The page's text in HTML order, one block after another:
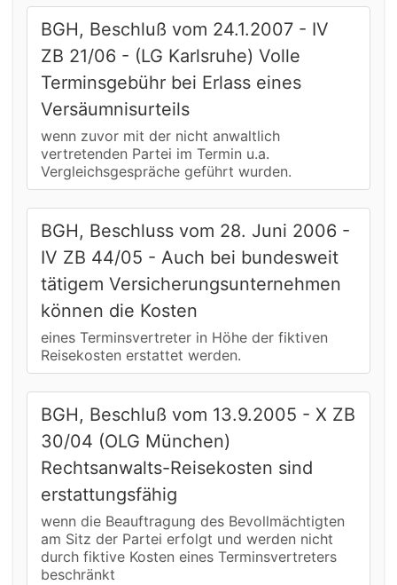
BGH, Beschluß vom 24.1.2007 - IV
ZB 21/06 - (LG Karlsruhe) Volle
Terminsgebühr bei Erlass eines
Versäumnisurteils
wenn zuvor mit der nicht anwaltlich
vertretenden Partei im Termin u.a.
Vergleichsgespräche geführt wurden.
BGH, Beschluss vom 28. Juni 2006 -
IV ZB 44/05 - Auch bei bundesweit
tätigem Versicherungsunternehmen
können die Kosten
eines Terminsvertreter in Höhe der fiktiven
Reisekosten erstattet werden.
BGH, Beschluß vom 13.9.2005 - X ZB
30/04 (OLG München)
Rechtsanwalts-Reisekosten sind
erstattungsfähig
wenn die Beauftragung des Bevollmächtigten
am Sitz der Partei erfolgt und werden nicht
durch fiktive Kosten eines Terminsvertreters
beschränkt